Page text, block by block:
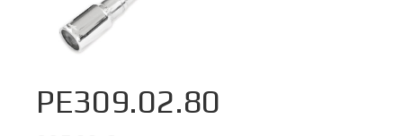
PE309.02.80